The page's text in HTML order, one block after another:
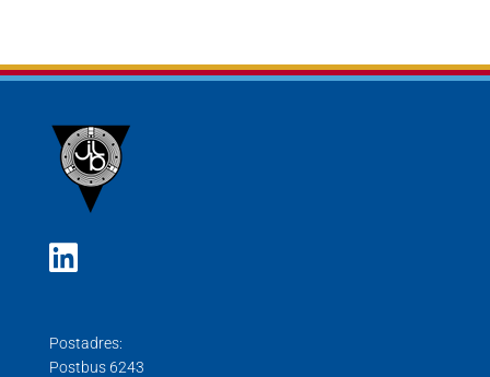
Postadres:
Postbus 6243